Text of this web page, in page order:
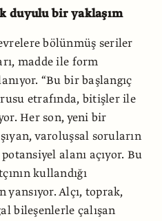
duyulu bir yaklaşım
bölünmüş seriler
madde ile form
“Bu bir başlangıç
etrafında, bitişler ile
Her son, yeni bir
varoluşsal soruların
alanı açıyor. Bu
kullandığı
yansıyor. Alçı, toprak,
bileşenlerle çalışan